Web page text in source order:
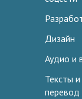
Дизайн
Аудио и
Тексты и
перевод